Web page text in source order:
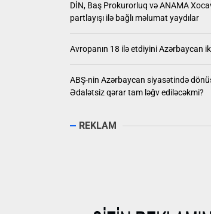
DİN, Baş Prokurorluq və ANAMA
partlayışı ilə bağlı məlumat yaydılar
Avropanın 18 ilə etdiyini Azərbaycan
ABŞ-nin Azərbaycan siyasətində
Ədalətsiz qərar tam ləğv ediləcəkmi?
REKLAM